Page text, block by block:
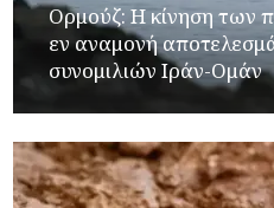
Ορμούζ: Η κίνηση των
εν αναμονή
συνομιλιών Ιράν-Ομάν